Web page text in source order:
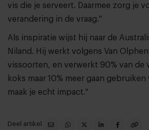
vis die je serveert. Daarmee zorg je
verandering in de vraag."
Als inspiratie wijst hij naar de
Niland. Hij werkt volgens Van
vissoorten, en verwerkt 90% van de
koks maar 10% meer gaan gebruiken
maak je echt impact."
Deel artikel